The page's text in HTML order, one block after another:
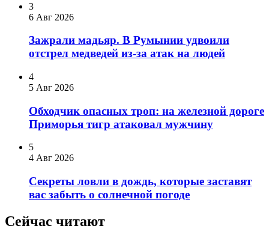
3
6 Авг 2026
Зажрали мадьяр. В Румынии удвоили
отстрел медведей из-за атак на людей
4
5 Авг 2026
Обходчик опасных троп: на железной дороге
Приморья тигр атаковал мужчину
5
4 Авг 2026
Секреты ловли в дождь, которые заставят
вас забыть о солнечной погоде
Сейчас читают